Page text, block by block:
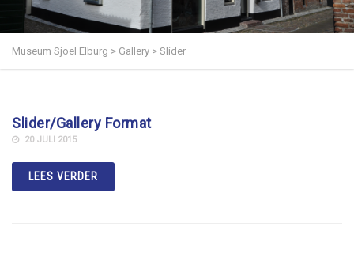
Museum Sjoel Elburg > Gallery > Slider
Slider/Gallery Format
20 JULI 2015
LEES VERDER